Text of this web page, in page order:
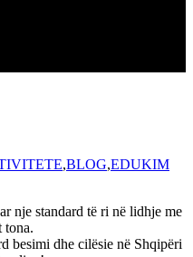
,BLOG,EDUKIM
nje standard të ri në lidhje me
tona.
besimi dhe cilësie në Shqipëri